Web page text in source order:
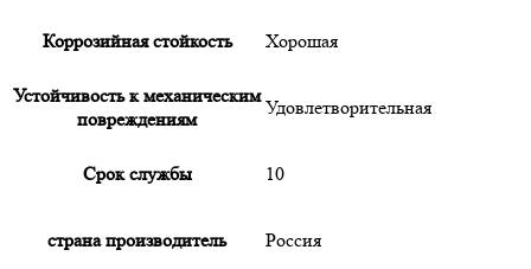
Коррозийная стойкость Хорошая
Устойчивость к механическим
повреждениям
Удовлетворительная
Срок службы 10
страна производитель Россия